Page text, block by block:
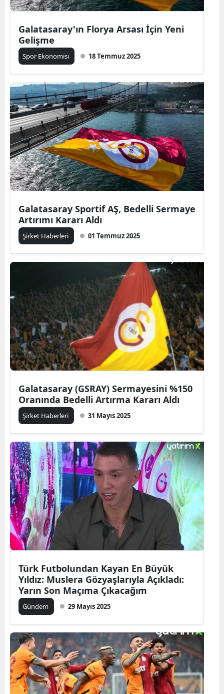
Galatasaray'ın Florya Arsası İçin Yeni
Gelişme
Spor Ekonomisi 18 Temmuz 2025
Galatasaray Sportif AŞ, Bedelli Sermaye
Artırımı Kararı Aldı
Şirket Haberleri 01 Temmuz 2025
Galatasaray (GSRAY) Sermayesini %150
Oranında Bedelli Artırma Kararı Aldı
Şirket Haberleri 31 Mayıs 2025
Türk Futbolundan Kayan En Büyük
Yıldız: Muslera Gözyaşlarıyla Açıkladı:
Yarın Son Maçıma Çıkacağım
Gündem 29 Mayıs 2025